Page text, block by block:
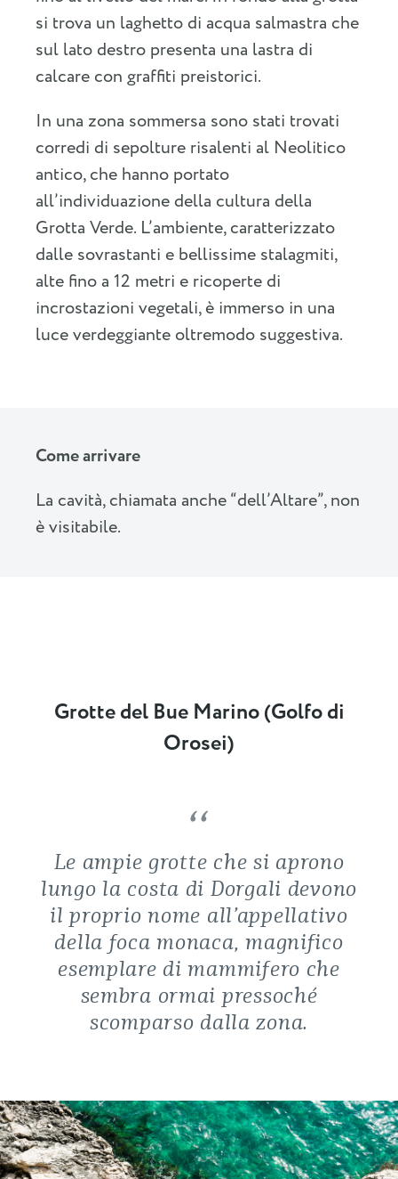
si trova un laghetto di acqua salmastra che
sul lato destro presenta una lastra di
calcare con graffiti preistorici.
In una zona sommersa sono stati trovati
corredi di sepolture risalenti al Neolitico
antico, che hanno portato
all’individuazione della cultura della
Grotta Verde. L’ambiente, caratterizzato
dalle sovrastanti e bellissime stalagmiti,
alte fino a 12 metri e ricoperte di
incrostazioni vegetali, è immerso in una
luce verdeggiante oltremodo suggestiva.
Come arrivare
La cavità, chiamata anche “dell’Altare”, non
è visitabile.
Grotte del Bue Marino (Golfo di
Orosei)
Le ampie grotte che si aprono
lungo la costa di Dorgali devono
il proprio nome all’appellativo
della foca monaca, magnifico
esemplare di mammifero che
sembra ormai pressoché
scomparso dalla zona.